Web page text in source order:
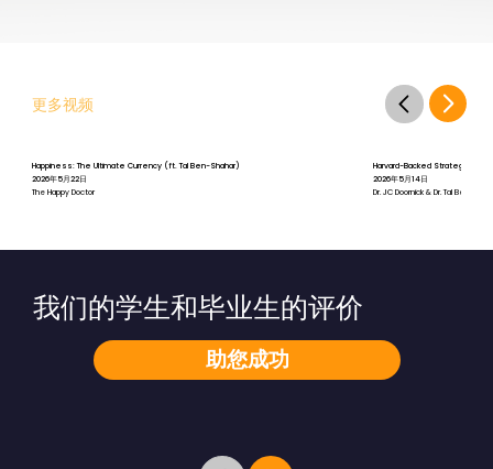
更多视频
Happiness: The Ultimate Currency (ft. Tal Ben-Shahar)
2026年5月22日
The Happy Doctor
Harvard-Backed Strategies for
2026年5月14日
Dr. JC Doornick & Dr. Tal Ben-
助您成功
我们的学生和毕业生的评价